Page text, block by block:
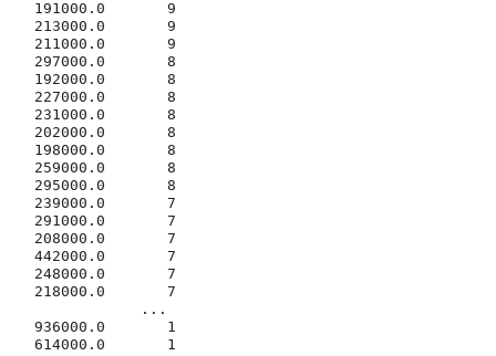
191000.0       9
213000.0       9
211000.0       9
297000.0       8
192000.0       8
227000.0       8
231000.0       8
202000.0       8
198000.0       8
259000.0       8
295000.0       8
239000.0       7
291000.0       7
208000.0       7
442000.0       7
248000.0       7
218000.0       7
936000.0       1
614000.0       1